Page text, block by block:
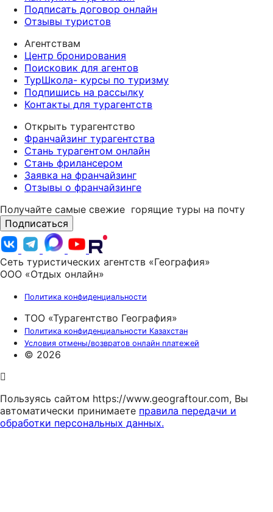
Подписать договор онлайн
Отзывы туристов
Агентствам
Центр бронирования
Поисковик для агентов
ТурШкола- курсы по туризму
Подпишись на рассылку
Контакты для турагентств
Открыть турагентство
Франчайзинг турагентства
Стань турагентом онлайн
Стань фрилансером
Заявка на франчайзинг
Отзывы о франчайзинге
Получайте самые свежие горящие туры на почту
Подписаться
Сеть туристических агентств «География»
ООО «Отдых онлайн»
Политика конфиденциальности
ТОО «Турагентство География»
Политика конфиденциальности Казахстан
Условия отмены/возвратов онлайн платежей
© 2026
Пользуясь сайтом https://www.geograftour.com, Вы
автоматически принимаете правила передачи и
обработки персональных данных.